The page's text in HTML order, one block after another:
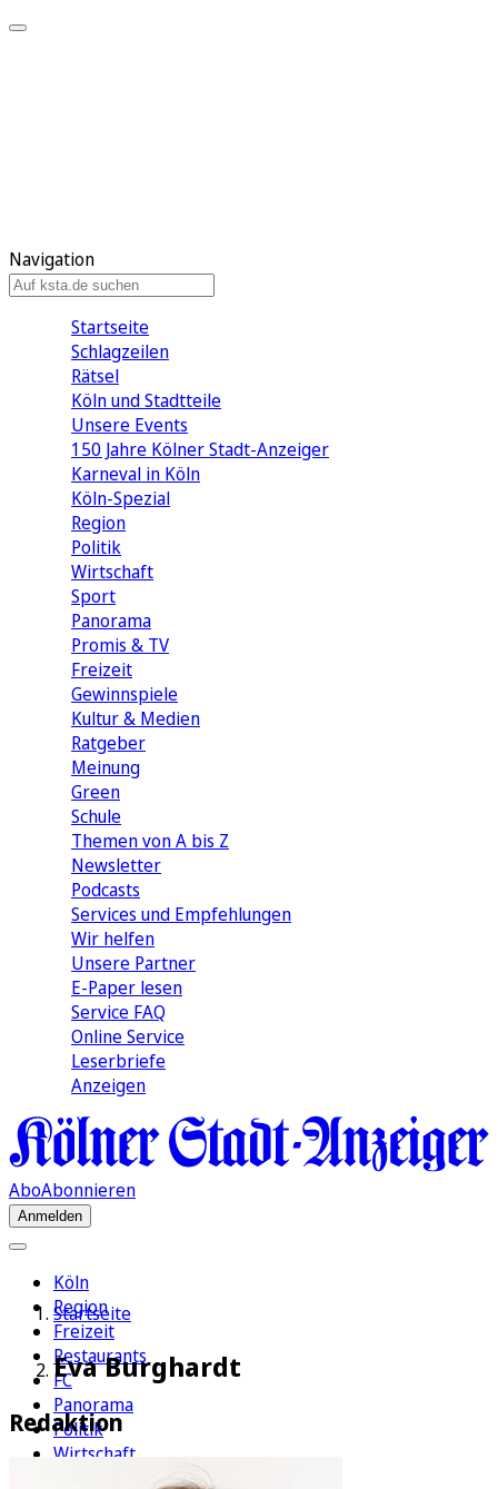
Navigation
Startseite
Schlagzeilen
Rätsel
Köln und Stadtteile
Unsere Events
150 Jahre Kölner Stadt-Anzeiger
Karneval in Köln
Köln-Spezial
Region
Politik
Wirtschaft
Sport
Panorama
Promis & TV
Freizeit
Gewinnspiele
Kultur & Medien
Ratgeber
Meinung
Green
Schule
Themen von A bis Z
Newsletter
Podcasts
Services und Empfehlungen
Wir helfen
Unsere Partner
E-Paper lesen
Service FAQ
Online Service
Leserbriefe
Anzeigen
AboAbonnieren
Anmelden
Köln
Region
Freizeit
Restaurants
FC
Panorama
Politik
Wirtschaft
Startseite
Eva Burghardt
Redaktion